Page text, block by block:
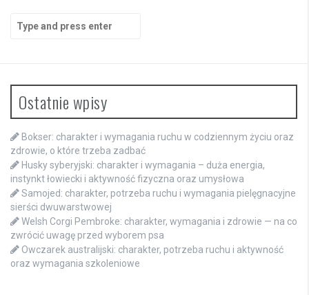
for:
Ostatnie wpisy
Bokser: charakter i wymagania ruchu w codziennym życiu oraz
zdrowie, o które trzeba zadbać
Husky syberyjski: charakter i wymagania – duża energia,
instynkt łowiecki i aktywność fizyczna oraz umysłowa
Samojed: charakter, potrzeba ruchu i wymagania pielęgnacyjne
sierści dwuwarstwowej
Welsh Corgi Pembroke: charakter, wymagania i zdrowie — na co
zwrócić uwagę przed wyborem psa
Owczarek australijski: charakter, potrzeba ruchu i aktywność
oraz wymagania szkoleniowe